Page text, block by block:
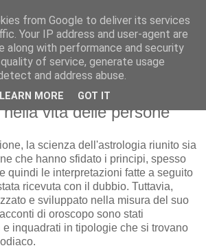
2019
e dei segni
vita delle persone
la scienza dell'astrologia riunito sia
che hanno sfidato i principi, spesso
quindi le interpretazioni fatte a seguito
ricevuta con il dubbio. Tuttavia,
e sviluppato nella misura del suo
di oroscopo sono stati
e inquadrati in tipologie che si trovano
from Google to deliver its services
Your IP address and user-agent are
along with performance and security
of service, generate usage
and address abuse.
LEARN MORE GOT IT